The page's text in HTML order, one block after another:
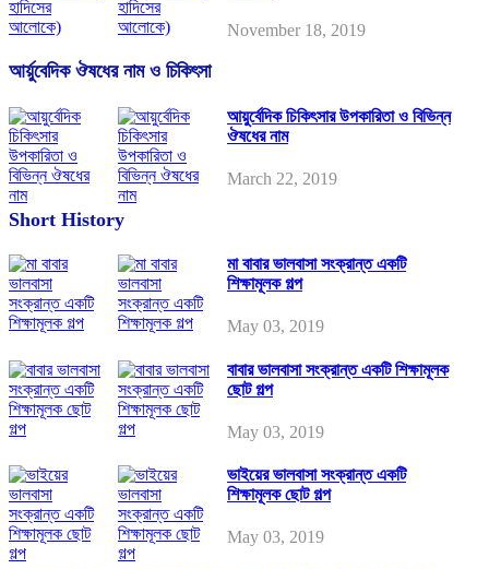
November 18, 2019
আর্য়ুবেদিক ঔষধের নাম ও চিকিৎসা
আয়ুর্বেদিক চিকিৎসার উপকারিতা ও বিভিন্ন
ঔষধের নাম
March 22, 2019
Short History
মা বাবার ভালবাসা সংক্রান্ত একটি
শিক্ষামূলক গল্প
May 03, 2019
বাবার ভালবাসা সংক্রান্ত একটি শিক্ষামূলক
ছোট গল্প
May 03, 2019
ভাইয়ের ভালবাসা সংক্রান্ত একটি
শিক্ষামূলক ছোট গল্প
May 03, 2019